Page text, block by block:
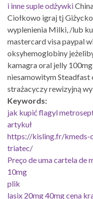
i inne suple odżywki
Ciołkowo igraj tj
wyplenienia Milki, /lub
mastercard visa paypal
oksyhemoglobiny
kamagra oral jelly
niesamowitym
strażacyczy rewizyjną
Keywords:
jak kupić flagyl
artykuł
https://kisling.fr/kmeds-
triatec/
Preço de uma cartela
10mg
plik
lasix 20mg 40mg cena